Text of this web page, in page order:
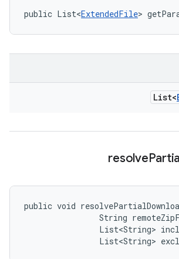
public List<ExtendedFile>
List<
resolve
public void
String
List<String>
List<String>